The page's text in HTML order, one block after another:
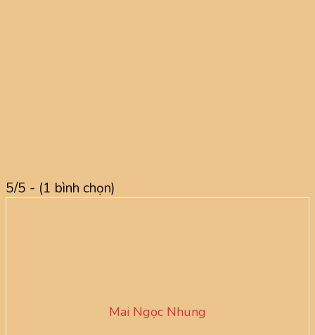
5/5 - (1 bình chọn)
Mai Ngọc Nhung